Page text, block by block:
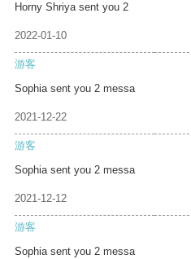
Horny Shriya sent you 2
2022-01-10
游客
Sophia sent you 2 messa
2021-12-22
游客
Sophia sent you 2 messa
2021-12-12
游客
Sophia sent you 2 messa